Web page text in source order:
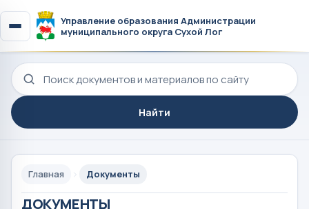
Управление образования Администрации
муниципального округа Сухой Лог
Поиск по сайту
Найти
Главная Документы
ДОКУМЕНТЫ